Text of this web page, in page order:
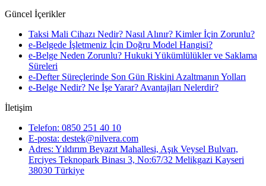
Güncel İçerikler
Taksi Mali Cihazı Nedir? Nasıl Alınır? Kimler İçin Zorunlu?
e-Belgede İşletmeniz İçin Doğru Model Hangisi?
e-Belge Neden Zorunlu? Hukuki Yükümlülükler ve Saklama
Süreleri
e-Defter Süreçlerinde Son Gün Riskini Azaltmanın Yolları
e-Belge Nedir? Ne İşe Yarar? Avantajları Nelerdir?
İletişim
Telefon: 0850 251 40 10
E-posta: destek@nilvera.com
Adres: Yıldırım Beyazıt Mahallesi, Aşık Veysel Bulvarı,
Erciyes Teknopark Binası 3, No:67/32 Melikgazi Kayseri
38030 Türkiye